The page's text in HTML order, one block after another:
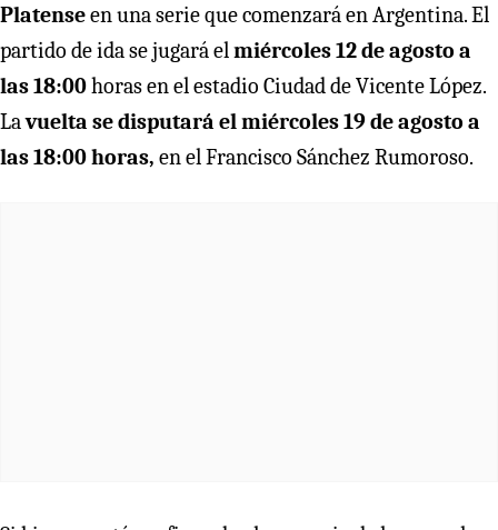
Platenseen una serie que comenzará en Argentina. El
partido de ida se jugará elmiércoles 12 de agosto a
las 18:00horas en el estadio Ciudad de Vicente López.
Lavuelta se disputará el miércoles 19 de agosto a
las 18:00 horas, en el Francisco Sánchez Rumoroso.